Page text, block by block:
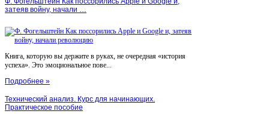
затеяв войну, начали …
Книга, которую вы держите в руках, не очередная «история
успеха». Это эмоциональное пове...
Подробнее »
Технический анализ. Курс для начинающих.
Практическое пособие